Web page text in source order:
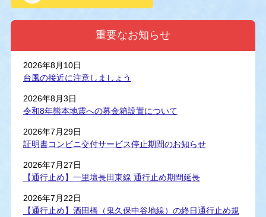
重要なお知らせ
2026年8月10日
台風の接近に注意しましょう
2026年8月3日
令和8年熊本地震への募金箱設置について
2026年7月29日
証明書コンビニ交付サービス停止期間のお知らせ
2026年7月27日
【通行止め】一里壇長田東線 通行止め期間延長
2026年7月22日
【通行止め】酒田橋（鬼久保中谷地線）の終日通行止め規